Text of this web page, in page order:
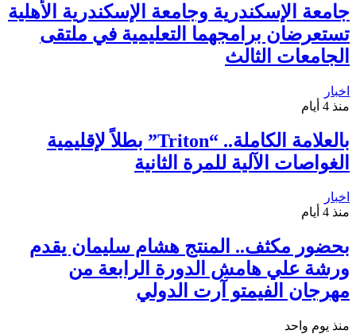
جامعة الإسكندرية وجامعة الإسكندرية الأهلية
تستعرضان برامجهما التعليمية في ملتقى
الجامعات الثالث
اخبار
منذ 4 أيام
بالعلامة الكاملة.. “Triton” بطلاً لإقليمية
الغواصات الآلية للمرة الثانية
اخبار
منذ 4 أيام
بحضور مكثف.. المنتج هشام سليمان يقدم
ورشة علي هامش الدورة الرابعة من
مهرجان الفيمتو آرت الدولي
منذ يوم واحد